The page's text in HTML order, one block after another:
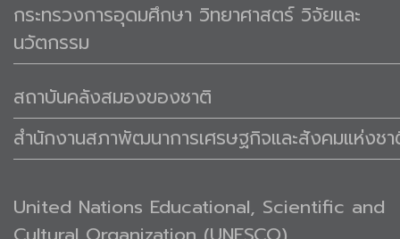
กระทรวงการอุดมศึกษา วิทยาศาสตร์ วิจัยและ
นวัตกรรม
สถาบันคลังสมองของชาติ
สำนักงานสภาพัฒนาการเศรษฐกิจและสังคมแห่งช
United Nations Educational, Scientific and